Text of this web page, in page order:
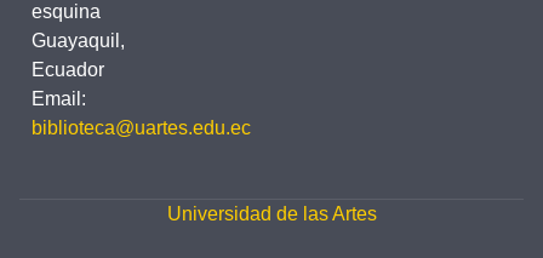
esquina
Guayaquil,
Ecuador
Email:
biblioteca@uartes.edu.ec
Universidad de las Artes